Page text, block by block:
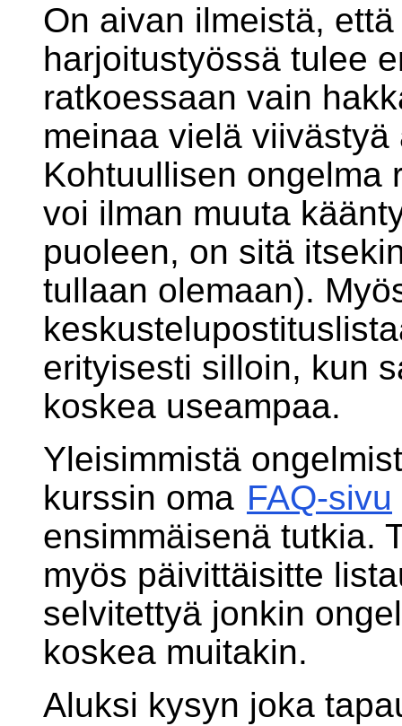
On aivan ilmeistä,
harjoitustyössä tulee
ratkoessaan vain
meinaa vielä
Kohtuullisen ongelma
voi ilman muuta
puoleen, on sitä
tullaan olemaan).
erityisesti silloin, kun
koskea useampaa.
Yleisimmistä
kurssin oma FAQ-sivu
ensimmäisenä tutkia.
myös päivittäisitte
selvitettyä jonkin
koskea muitakin.
Aluksi kysyn joka